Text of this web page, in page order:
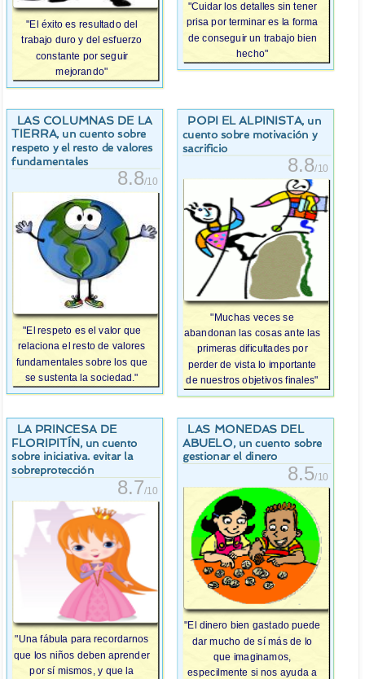
"El éxito es resultado del
trabajo duro y del esfuerzo
constante por seguir
mejorando"
"Cuidar los detalles sin tener
prisa por terminar es la forma
de conseguir un trabajo bien
hecho"
LAS COLUMNAS DE LA
TIERRA, un cuento sobre
respeto y el resto de valores
fundamentales
8.8/10
"El respeto es el valor que
relaciona el resto de valores
fundamentales sobre los que
se sustenta la sociedad."
POPI EL ALPINISTA, un
cuento sobre motivación y
sacrificio
8.8/10
"Muchas veces se
abandonan las cosas ante las
primeras dificultades por
perder de vista lo importante
de nuestros objetivos finales"
LA PRINCESA DE
FLORIPITÍN, un cuento
sobre iniciativa. evitar la
sobreprotección
8.7/10
"Una fábula para recordarnos
que los niños deben aprender
por sí mismos, y que la
LAS MONEDAS DEL
ABUELO, un cuento sobre
gestionar el dinero
8.5/10
"El dinero bien gastado puede
dar mucho de sí más de lo
que imaginamos,
especilmente si nos ayuda a